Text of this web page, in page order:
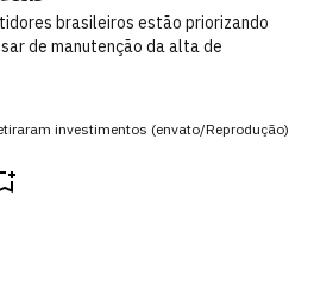
brasileiros estão priorizando
de manutenção da alta de
investimentos (envato/Reprodução)